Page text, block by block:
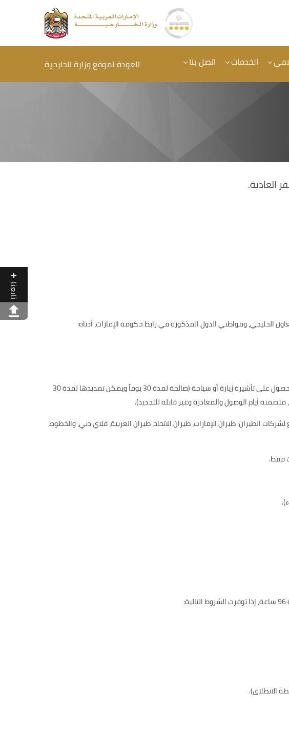
تابعنا
الخدمات اتصل بنا العودة لموقع وزارة الخارجية
العادية.
الخليجي، ومواطني الدول المذكورة في رابط حكومة الإمارات، أدناه:
يجوز للفنادق ووكلاء السفر أو منظمي الرحلات السياحية في الإمارات العربية المتحدة التقديم نيابة عن طالب التأشيرة للحصول على تأشيرة زيارة أو سياحة (صالحة لمدة 30 يوماً ويمكن تمديدها لمدة 30
الطيران: طيران الإمارات، طيران الاتحاد، طيران العربية، فلاي دبي، والخطوط
فقط.